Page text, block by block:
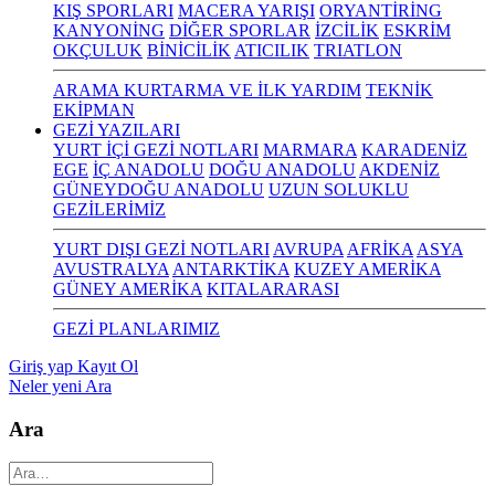
KIŞ SPORLARI MACERA YARIŞI ORYANTİRİNG
KANYONİNG DİĞER SPORLAR İZCİLİK ESKRİM
OKÇULUK BİNİCİLİK ATICILIK TRIATLON
ARAMA KURTARMA VE İLK YARDIM TEKNİK
EKİPMAN
GEZİ YAZILARI
YURT İÇİ GEZİ NOTLARI MARMARA KARADENİZ
EGE İÇ ANADOLU DOĞU ANADOLU AKDENİZ
GÜNEYDOĞU ANADOLU UZUN SOLUKLU
GEZİLERİMİZ
YURT DIŞI GEZİ NOTLARI AVRUPA AFRİKA ASYA
AVUSTRALYA ANTARKTİKA KUZEY AMERİKA
GÜNEY AMERİKA KITALARARASI
GEZİ PLANLARIMIZ
Giriş yap Kayıt Ol
Neler yeni Ara
Ara